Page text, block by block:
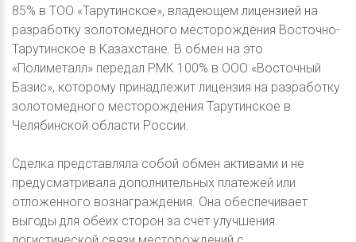
85% в ТОО «Тарутинское», владеющем лицензией на
разработку золотомедного месторождения Восточно-
Тарутинское в Казахстане. В обмен на это
«Полиметалл» передал РМК 100% в ООО «Восточный
Базис», которому принадлежит лицензия на разработку
золотомедного месторождения Тарутинское в
Челябинской области России.
Сделка представляла собой обмен активами и не
предусматривала дополнительных платежей или
отложенного вознаграждения. Она обеспечивает
выгоды для обеих сторон за счёт улучшения